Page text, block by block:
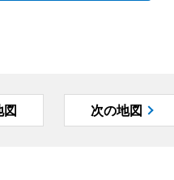
図 次の地図